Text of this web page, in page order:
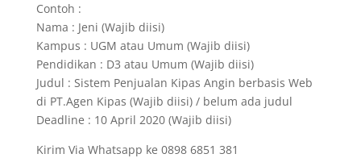
Contoh :
Nama : Jeni (Wajib diisi)
Kampus : UGM atau Umum (Wajib diisi)
Pendidikan : D3 atau Umum (Wajib diisi)
Judul : Sistem Penjualan Kipas Angin berbasis Web
di PT.Agen Kipas (Wajib diisi) / belum ada judul
Deadline : 10 April 2020 (Wajib diisi)
Kirim Via Whatsapp ke 0898 6851 381